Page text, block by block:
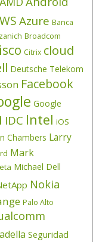
Azure Banca
Broadcom
Citrix cloud
Deutsche Telekom
Facebook
Google
IDC Intel iOS
Chambers Larry
Mark
Michael Dell
Nokia
Palo Alto
Seguridad